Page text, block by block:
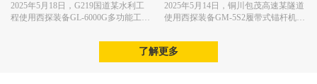
工
2025年5月18日，G219国道某水利工
程使用西探装备GL-6000G多功能工程
工
2025年5月14日，铜川包茂高速某隧道
使用西探装备GM-5S2履带式锚杆机进
了解更多